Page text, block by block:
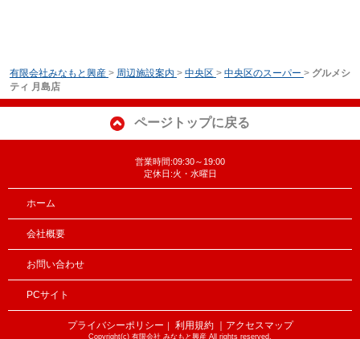
有限会社みなもと興産 > 周辺施設案内 > 中央区 > 中央区のスーパー > グルメシ
ティ 月島店
ページトップに戻る
営業時間:09:30～19:00
定休日:火・水曜日
ホーム
会社概要
お問い合わせ
PCサイト
プライバシーポリシー ｜ 利用規約 ｜アクセスマップ
Copyright(c) 有限会社 みなもと興産 All rights reserved.